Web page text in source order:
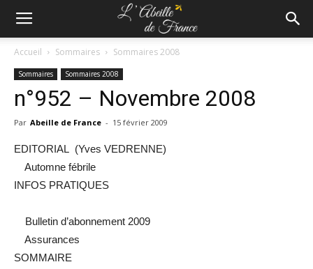
Accueil Sommaires Sommaires 2008
Sommaires Sommaires 2008
n°952 – Novembre 2008
Par Abeille de France - 15 février 2009
EDITORIAL (Yves VEDRENNE)
Automne fébrile
INFOS PRATIQUES
Bulletin d’abonnement 2009
Assurances
SOMMAIRE